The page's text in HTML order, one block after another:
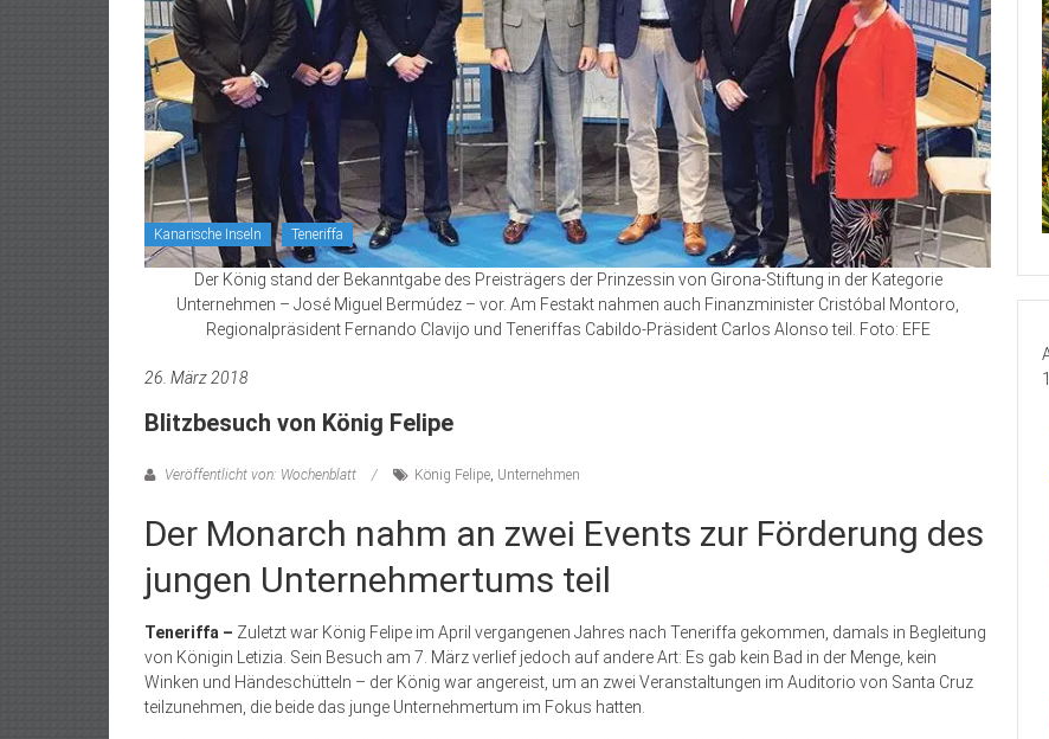
Kanarische Inseln Teneriffa
Der König stand der Bekanntgabe des Preisträgers der Prinzessin von Girona-Stiftung in der Kategorie
Unternehmen – José Miguel Bermúdez – vor. Am Festakt nahmen auch Finanzminister Cristóbal Montoro,
Regionalpräsident Fernando Clavijo und Teneriffas Cabildo-Präsident Carlos Alonso teil. Foto: EFE
26. März 2018
Blitzbesuch von König Felipe
Veröffentlicht von: Wochenblatt König Felipe, Unternehmen
Der Monarch nahm an zwei Events zur Förderung des
jungen Unternehmertums teil
Teneriffa – Zuletzt war König Felipe im April vergangenen Jahres nach Teneriffa gekommen, damals in Begleitung
von Königin Letizia. Sein Besuch am 7. März verlief jedoch auf andere Art: Es gab kein Bad in der Menge, kein
Winken und Händeschütteln – der König war angereist, um an zwei Veranstaltungen im Auditorio von Santa Cruz
teilzunehmen, die beide das junge Unternehmertum im Fokus hatten.